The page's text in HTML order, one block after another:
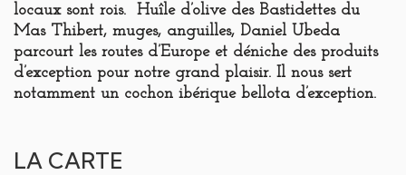
locaux sont rois. Huîle d’olive des Bastidettes du
Mas Thibert, muges, anguilles, Daniel Ubeda
parcourt les routes d’Europe et déniche des produits
d’exception pour notre grand plaisir. Il nous sert
notamment un cochon ibérique bellota d’exception.
LA CARTE